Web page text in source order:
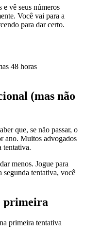
e vê seus números
Você vai para a
para dar certo.
48 horas
(mas não
que, se não passar, o
ano. Muitos advogados
tentativa.
menos. Jogue para
tentativa, você
primeira
primeira tentativa